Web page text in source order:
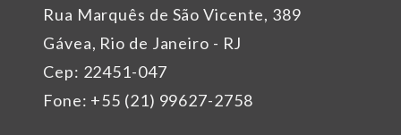
Rua Marquês de São Vicente, 389
Gávea, Rio de Janeiro - RJ
Cep: 22451-047
Fone: +55 (21) 99627-2758